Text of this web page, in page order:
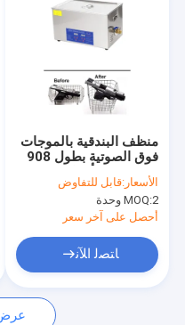
منتجات
عرض الواقع الافتراضي
معلومات عنا
رقابة جودة
اتصل بنا
أخبار
منظف ​​البندقية بالموجات
فوق الصوتية بطول 908
مم مع سلة أجزاء صغيرة
الأسعار:قابل للتفاوض
MOQ:2 وحدة
أحصل على آخر سعر
ﺎﺘﺼﻟ ﺍﻶﻧ
عرض